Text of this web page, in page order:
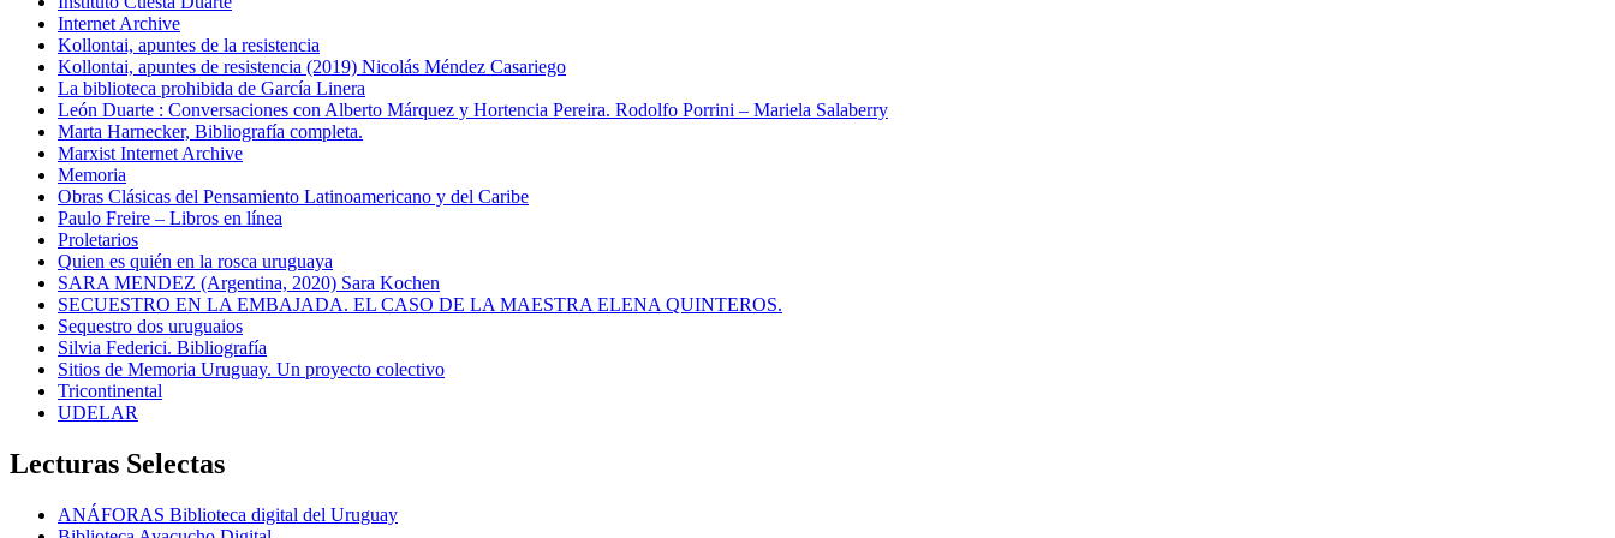
Internet Archive
Kollontai, apuntes de la resistencia
Kollontai, apuntes de resistencia (2019) Nicolás Méndez Casariego
La biblioteca prohibida de García Linera
León Duarte : Conversaciones con Alberto Márquez y Hortencia Pereira. Rodolfo Porrini – Mariela Salaberry
Marta Harnecker, Bibliografía completa.
Marxist Internet Archive
Memoria
Obras Clásicas del Pensamiento Latinoamericano y del Caribe
Paulo Freire – Libros en línea
Proletarios
Quien es quién en la rosca uruguaya
SARA MENDEZ (Argentina, 2020) Sara Kochen
SECUESTRO EN LA EMBAJADA. EL CASO DE LA MAESTRA ELENA QUINTEROS.
Sequestro dos uruguaios
Silvia Federici. Bibliografía
Sitios de Memoria Uruguay. Un proyecto colectivo
Tricontinental
UDELAR
Lecturas Selectas
ANÁFORAS Biblioteca digital del Uruguay